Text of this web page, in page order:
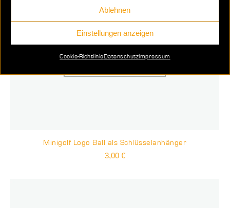
Ablehnen
Einstellungen anzeigen
Cookie-RichtlinieDatenschutzImpressum
Minigolf Logo Ball als Schlüsselanhänger
3,00 €